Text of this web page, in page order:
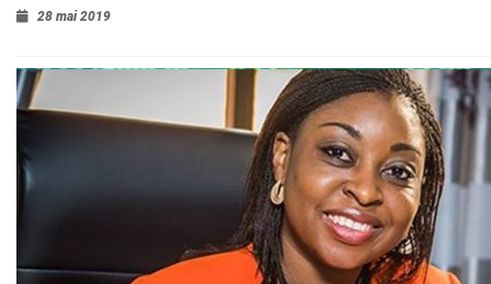
28 mai 2019